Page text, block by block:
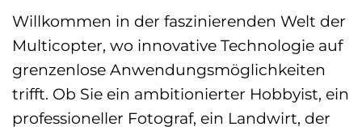
Willkommen in der faszinierenden Welt der
Multicopter, wo innovative Technologie auf
grenzenlose Anwendungsmöglichkeiten
trifft. Ob Sie ein ambitionierter Hobbyist, ein
professioneller Fotograf, ein Landwirt, der